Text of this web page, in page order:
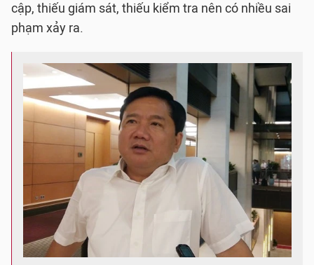
cập, thiếu giám sát, thiếu kiểm tra nên có nhiều sai
phạm xảy ra.